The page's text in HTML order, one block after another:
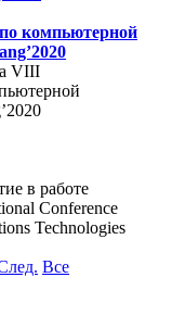
компьютерной
VIII
в работе
Conference
Technologies
Все